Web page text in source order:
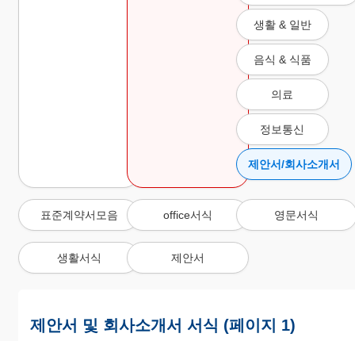
생활 & 일반
음식 & 식품
의료
정보통신
제안서/회사소개서
표준계약서모음 office서식 영문서식
생활서식 제안서
제안서 및 회사소개서 서식 (페이지 1)